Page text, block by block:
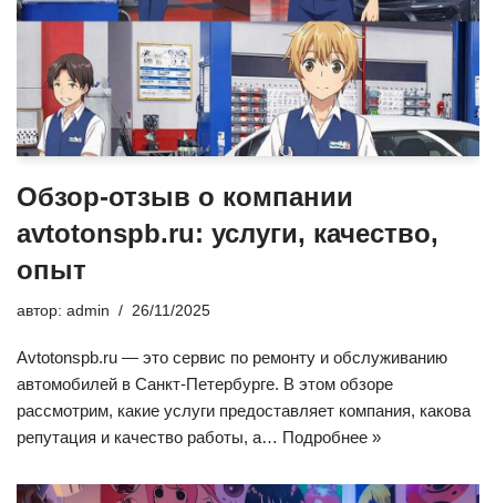
Обзор-отзыв о компании
avtotonspb.ru: услуги, качество,
опыт
автор: admin 26/11/2025
Avtotonspb.ru — это сервис по ремонту и обслуживанию
автомобилей в Санкт-Петербурге. В этом обзоре
рассмотрим, какие услуги предоставляет компания, какова
репутация и качество работы, а… Подробнее »